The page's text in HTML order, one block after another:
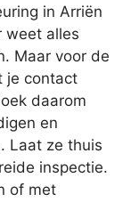
in Arriën
weet alles
Maar voor de
je contact
daarom
en
Laat ze thuis
inspectie.
of met